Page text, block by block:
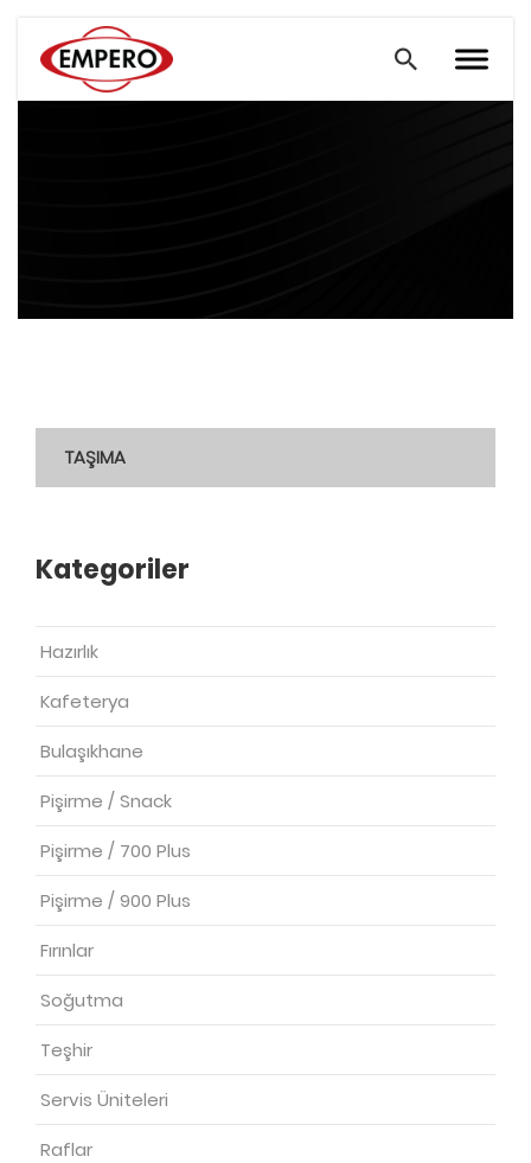
TAŞIMA
Kategoriler
Hazırlık
Kafeterya
Bulaşıkhane
Pişirme / Snack
Pişirme / 700 Plus
Pişirme / 900 Plus
Fırınlar
Soğutma
Teşhir
Servis Üniteleri
Raflar